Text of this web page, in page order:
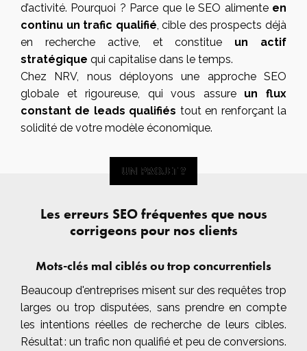
d’activité. Pourquoi ? Parce que le SEO alimente en
continu un trafic qualifié , cible des prospects déjà
en recherche active, et constitue un actif
stratégique qui capitalise dans le temps.
Chez NRV, nous déployons une approche SEO
globale et rigoureuse, qui vous assure un flux
constant de leads qualifiés tout en renforçant la
solidité de votre modèle économique.
UN PROJET ?
UN PROJET ?
Les erreurs SEO fréquentes que nous
corrigeons pour nos clients
Mots-clés mal ciblés ou trop concurrentiels
Beaucoup d'entreprises misent sur des requêtes trop
larges ou trop disputées, sans prendre en compte
les intentions réelles de recherche de leurs cibles.
Résultat : un trafic non qualifié et peu de conversions.